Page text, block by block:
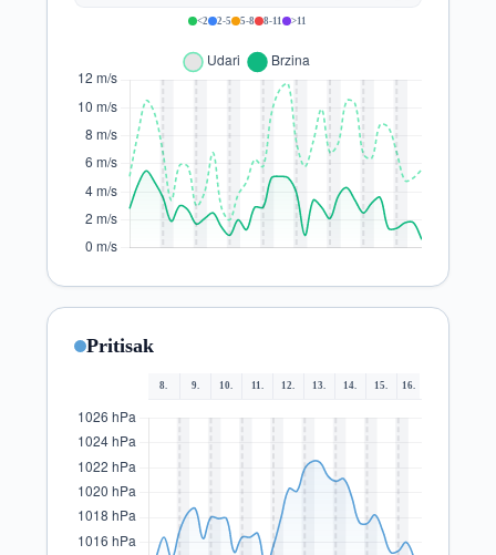
Pritisak
8. 9. 10. 11. 12. 13. 14. 15. 16.